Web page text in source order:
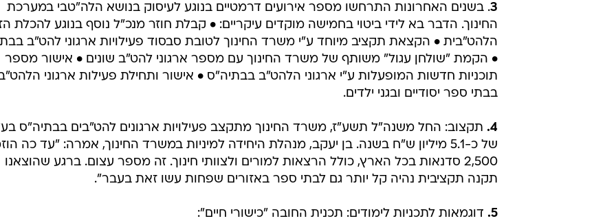
3. בשנים האחרונות התרחשו מספר אירועים דרמטיים בנוגע לעיסוק בנושא הלה"טבי במערכת
החינוך. הדבר בא לידי ביטוי בחמישה מוקדים עיקריים: • קבלת חוזר מנכ"ל נוסף בנוגע להכלת
הלהט"בית • הקצאת תקציב מיוחד ע"י משרד החינוך לטובת סבסוד פעילויות ארגוני להט"ב
• הקמת "שולחן עגול" משותף של משרד החינוך עם מספר ארגוני להט"ב שונים • אישור מספר
תוכניות חדשות המופעלות ע"י ארגוני הלהט"ב בבתיה"ס • אישור ותחילת פעילות ארגוני
בבתי ספר יסודיים ובגני ילדים.
4. תקצוב: החל משנה"ל תשע"ז, משרד החינוך מתקצב פעילויות ארגונים להט"בים בבתיה"ס
של כ-5.1 מיליון ש"ח בשנה. בן יעקב, מנהלת היחידה למיניות במשרד החינוך, אמרה: "עד כה
2,500 סדנאות בכל הארץ, כולל הרצאות למורים ולצוותי חינוך. זה מספר עצום. ברגע שהוצאנו
תקנה תקציבית נהיה קל יותר גם לבתי ספר באזורים שפחות עשו זאת בעבר".
5. דוגמאות לתכניות לימודים: תכנית החובה "כישורי חיים":